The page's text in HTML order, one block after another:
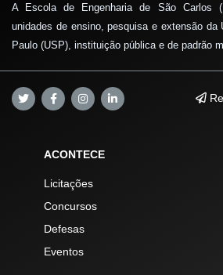
A Escola de Engenharia de São Carlos
unidades de ensino, pesquisa e extensão da
Paulo (USP), instituição pública e de padrão
ACONTECE
Licitações
Concursos
Defesas
Eventos